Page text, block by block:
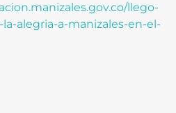
llego-
alegria-a-manizales-en-el-